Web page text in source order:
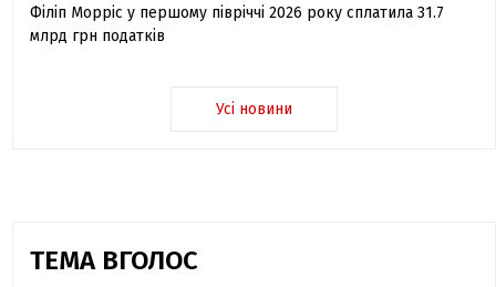
Філіп Морріс у першому півріччі 2026 року сплатила 31.7
млрд грн податків
Усі новини
ТЕМА ВГОЛОС